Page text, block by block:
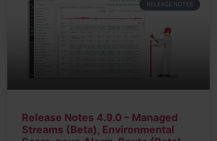
RELEASE NOTES
Release Notes 4.9.0 – Managed
Streams (Beta), Environmental